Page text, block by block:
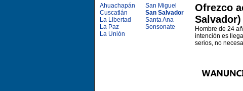
Ahuachapán
Cuscatlán
La Libertad
La Paz
La Unión
San Miguel
San Salvador
Santa Ana
Sonsonate
Ofrezco
Salvador)
Hombre de 24
intención es
serios, no